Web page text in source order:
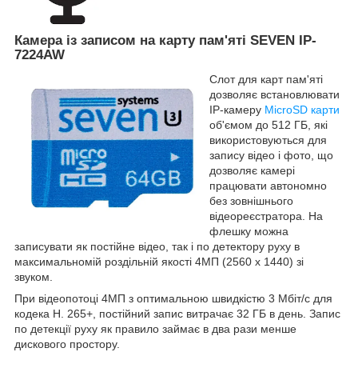
Камера із записом на карту пам'яті SEVEN IP-
7224AW
Слот для карт пам'яті
дозволяє встановлювати
IP-камеру MicroSD карти
об'ємом до 512 ГБ, які
використовуються для
запису відео і фото, що
дозволяє камері
працювати автономно
без зовнішнього
відеореєстратора. На
флешку можна
записувати як постійне відео, так і по детектору руху в
максимальномій роздільній якості 4МП (2560 x 1440) зі
звуком.
При відеопотоці 4МП з оптимальною швидкістю 3 Мбіт/с для
кодека H. 265+, постійний запис витрачає 32 ГБ в день. Запис
по детекції руху як правило займає в два рази менше
дискового простору.